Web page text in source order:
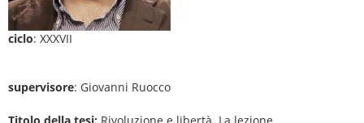
ciclo: XXXVII
supervisore: Giovanni Ruocco